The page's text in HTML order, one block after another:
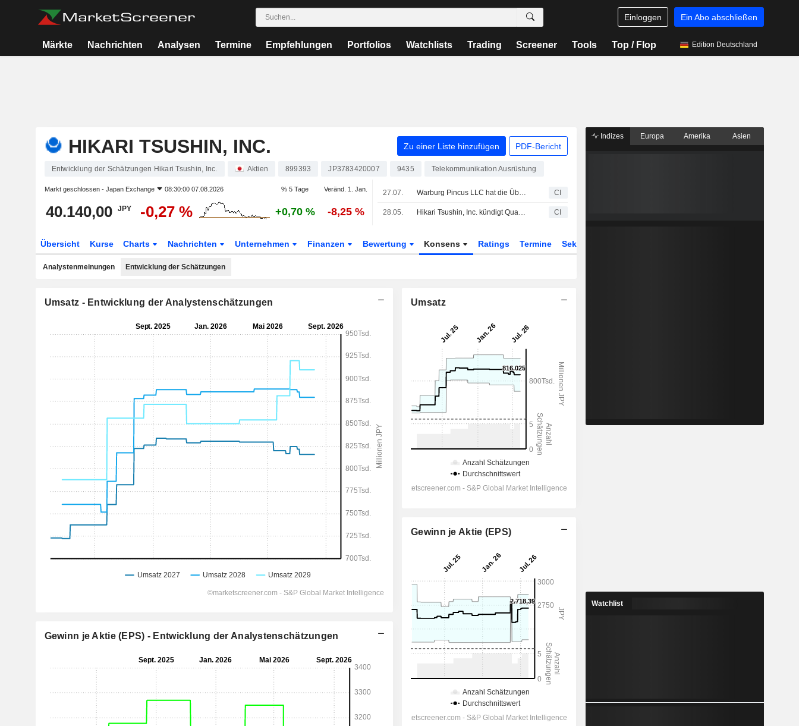
Einloggen Ein Abo abschließen
Märkte Nachrichten Analysen Termine Empfehlungen Portfolios Watchlists Trading Screener Tools Top / Flop Edition Deutschland
HIKARI TSUSHIN, INC. Zu einer Liste hinzufügen PDF-Bericht
Entwicklung der Schätzungen Hikari Tsushin, Inc. Aktien 899393 JP3783420007 9435 Telekommunikation Ausrüstung
Markt geschlossen - Japan Exchange 08:30:00 07.08.2026 % 5 Tage Veränd. 1. Jan.
40.140,00 JPY -0,27 % +0,70 % -8,25 %
27.07. Warburg Pincus LLC hat die Übernahme einer Beteiligung von 92,9% an J.S.B.Co.,Ltd. (TSE:3480) von Yasuko Oka, Hikari Tsushin, Inc. (TSE:9435), Hikari Tsushin KK Investment Limited Partnership, UH Partners 3, Inc. sowie UH Partners 2 Investment Limited Partnership für rund ¥177 Mrd. abgeschlossen. CI
28.05. Hikari Tsushin, Inc. kündigt Quartalsdividende an, zahlbar am 14. September 2026 CI
Übersicht Kurse Charts Nachrichten Unternehmen Finanzen Bewertung Konsens Ratings Termine Sektor
Analystenmeinungen Entwicklung der Schätzungen
Umsatz - Entwicklung der Analystenschätzungen
Gewinn je Aktie (EPS) - Entwicklung der Analystenschätzungen
Umsatz
Gewinn je Aktie (EPS)
Indizes Europa Amerika Asien
Watchlist